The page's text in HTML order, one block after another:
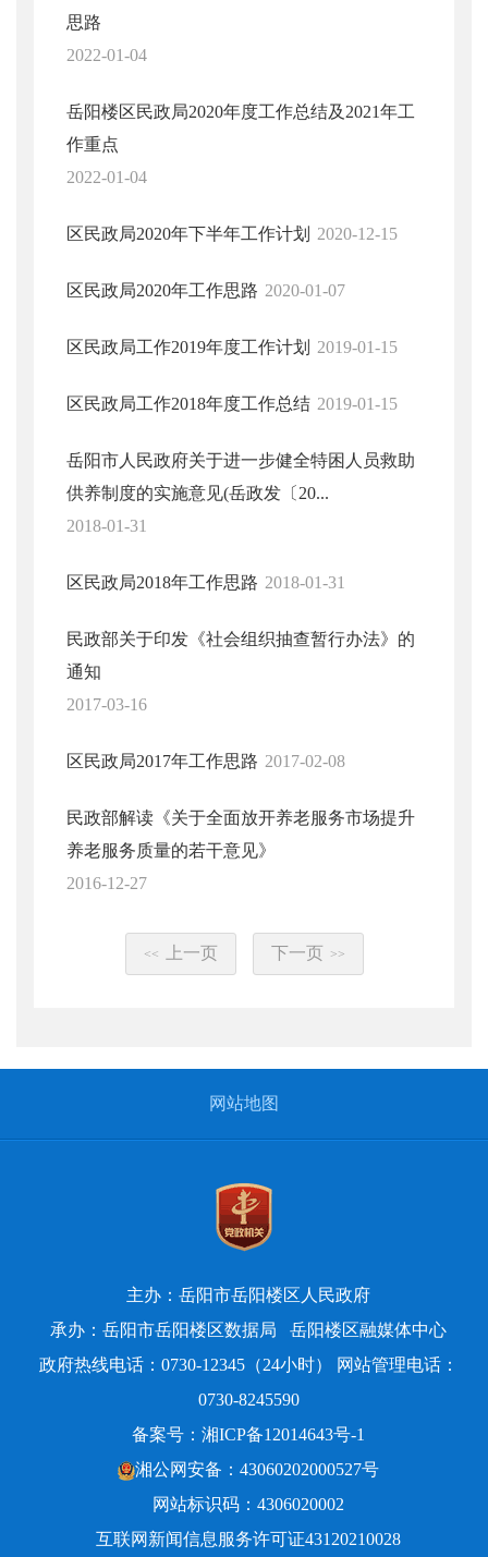
思路
2022-01-04
岳阳楼区民政局2020年度工作总结及2021年工
作重点
2022-01-04
区民政局2020年下半年工作计划 2020-12-15
区民政局2020年工作思路 2020-01-07
区民政局工作2019年度工作计划 2019-01-15
区民政局工作2018年度工作总结 2019-01-15
岳阳市人民政府关于进一步健全特困人员救助
供养制度的实施意见(岳政发〔20...
2018-01-31
区民政局2018年工作思路 2018-01-31
民政部关于印发《社会组织抽查暂行办法》的
通知
2017-03-16
区民政局2017年工作思路 2017-02-08
民政部解读《关于全面放开养老服务市场提升
养老服务质量的若干意见》
2016-12-27
<< 上一页 下一页 >>
网站地图
主办：岳阳市岳阳楼区人民政府
承办：岳阳市岳阳楼区数据局
岳阳楼区融媒体中心
政府热线电话：0730-12345（24小时） 网站管理电话：
0730-8245590
备案号： 湘ICP备12014643号-1
湘公网安备：43060202000527号
网站标识码：4306020002
互联网新闻信息服务许可证43120210028